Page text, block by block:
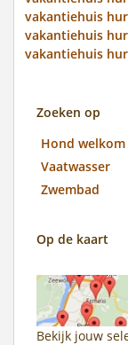
vakantiehuis
vakantiehuis
vakantiehuis
Zoeken op
Hond welkom
Vaatwasser
Zwembad
Op de kaart
Bekijk jouw